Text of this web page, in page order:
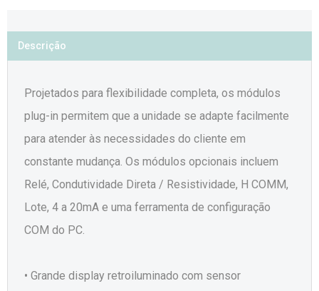
Descrição
Projetados para flexibilidade completa, os módulos
plug-in permitem que a unidade se adapte facilmente
para atender às necessidades do cliente em
constante mudança. Os módulos opcionais incluem
Relé, Condutividade Direta / Resistividade, H COMM,
Lote, 4 a 20mA e uma ferramenta de configuração
COM do PC.
• Grande display retroiluminado com sensor